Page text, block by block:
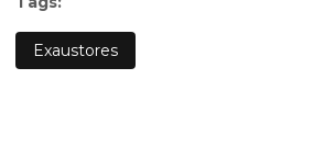
Exaustores